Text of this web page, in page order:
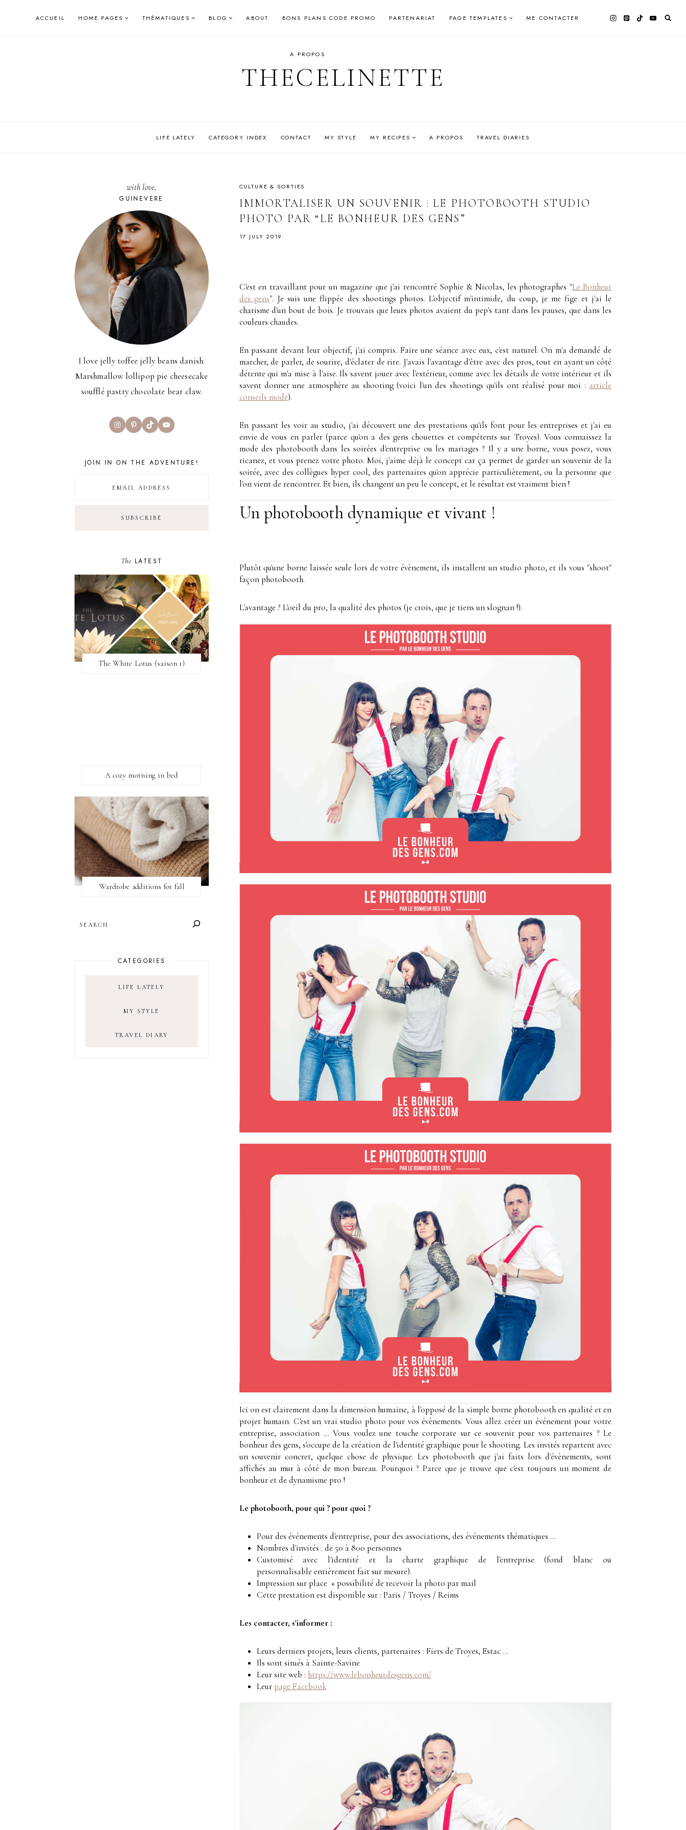
ACCUEIL HOME PAGES THÉMATIQUES BLOG ABOUT BONS PLANS CODE PROMO PARTENARIAT PAGE TEMPLATES ME CONTACTER
A PROPOS
THECELINETTE
LIFE LATELY CATEGORY INDEX CONTACT MY STYLE MY RECIPES A PROPOS TRAVEL DIARIES
CULTURE & SORTIES
IMMORTALISER UN SOUVENIR : LE PHOTOBOOTH STUDIO
PHOTO PAR “LE BONHEUR DES GENS”
17 JULY 2019
C'est en travaillant pour un magazine que j'ai rencontré Sophie & Nicolas, les photographes "Le Bonheur
des gens". Je suis une flippée des shootings photos. L'objectif m'intimide, du coup, je me fige et j'ai le
charisme d'un bout de bois. Je trouvais que leurs photos avaient du pep's tant dans les pauses, que dans les
couleurs chaudes.
En passant devant leur objectif, j'ai compris. Faire une séance avec eux, c'est naturel. On m'a demandé de
marcher, de parler, de sourire, d'éclater de rire. J'avais l'avantage d'être avec des pros, tout en ayant un côté
détente qui m'a mise à l'aise. Ils savent jouer avec l'extérieur, comme avec les détails de votre intérieur et ils
savent donner une atmosphère au shooting (voici l'un des shootings qu'ils ont réalisé pour moi : article
conseils mode).
En passant les voir au studio, j'ai découvert une des prestations qu'ils font pour les entreprises et j'ai eu
envie de vous en parler (parce qu'on a des gens chouettes et compétents sur Troyes). Vous connaissez la
mode des photobooth dans les soirées d'entreprise ou les mariages ? Il y a une borne, vous posez, vous
ricanez, et vous prenez votre photo. Moi, j'aime déjà le concept car ça permet de garder un souvenir de la
soirée, avec des collègues hyper cool, des partenaires qu'on apprécie particulièrement, ou la personne que
l'on vient de rencontrer. Et bien, ils changent un peu le concept, et le résultat est vraiment bien !
Un photobooth dynamique et vivant !
Plutôt qu'une borne laissée seule lors de votre évènement, ils installent un studio photo, et ils vous "shoot"
façon photobooth.
L'avantage ? L'oeil du pro, la qualité des photos (je crois, que je tiens un slognan !).
Ici on est clairement dans la dimension humaine, à l'opposé de la simple borne photobooth en qualité et en
projet humain. C'est un vrai studio photo pour vos évènements. Vous allez créer un événement pour votre
entreprise, association ... Vous voulez une touche corporate sur ce souvenir pour vos partenaires ? Le
bonheur des gens, s'occupe de la création de l'identité graphique pour le shooting. Les invités repartent avec
un souvenir concret, quelque chose de physique. Les photobooth que j'ai faits lors d'évènements, sont
affichés au mur à côté de mon bureau. Pourquoi ? Parce que je trouve que c'est toujours un moment de
bonheur et de dynamisme pro !
Le photobooth, pour qui ? pour quoi ?
Pour des événements d'entreprise, pour des associations, des événements thématiques ...
Nombres d'invités : de 50 à 800 personnes
Customisé avec l'identité et la charte graphique de l'entreprise (fond blanc ou
personnalisable entièrement fait sur mesure).
Impression sur place + possibilité de recevoir la photo par mail
Cette prestation est disponible sur : Paris / Troyes / Reims
Les contacter, s'informer :
Leurs derniers projets, leurs clients, partenaires : Fiers de Troyes, Estac ...
Ils sont situés à Sainte-Savine
Leur site web : https://www.lebonheurdesgens.com/
Leur page Facebook
with love,
GUINEVERE
I love jelly toffee jelly beans danish.
Marshmallow lollipop pie cheesecake
soufflé pastry chocolate bear claw.
InstagramPinterest
TikTokYouTube
JOIN IN ON THE ADVENTURE!
The LATEST
The White Lotus (saison 1)
A cozy morning in bed
Wardrobe additions for fall
CATEGORIES
LIFE LATELY
MY STYLE
TRAVEL DIARY